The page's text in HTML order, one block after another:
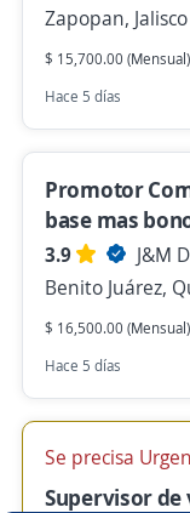
Zapopan, Jalisco
$ 15,700.00
Hace 5 días
Promotor
base mas
3.9
J&M
Benito Juárez,
$ 16,500.00 (Mensual)
Hace 5 días
Se precisa
Supervisor de